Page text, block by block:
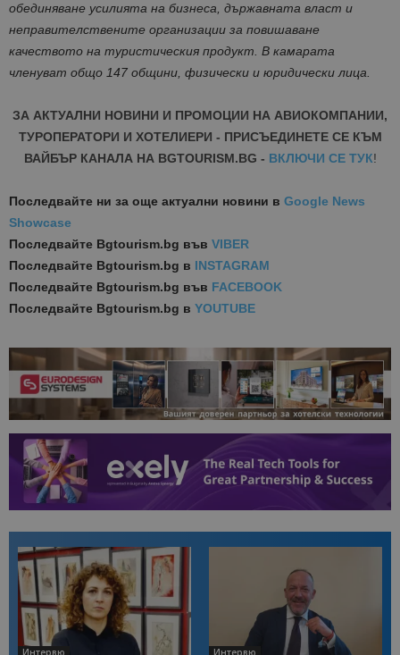
обединяване усилията на бизнеса, държавната власт и
неправителствените организации за повишаване
качеството на туристическия продукт. В камарата
членуват общо 147 общини, физически и юридически лица.
ЗА АКТУАЛНИ НОВИНИ И ПРОМОЦИИ НА АВИОКОМПАНИИ,
ТУРОПЕРАТОРИ И ХОТЕЛИЕРИ - ПРИСЪЕДИНЕТЕ СЕ КЪМ
ВАЙБЪР КАНАЛА НА BGTOURISM.BG - ВКЛЮЧИ СЕ ТУК!
Последвайте ни за още актуални новини в Google News
Showcase
Последвайте Bgtourism.bg във VIBER
Последвайте Bgtourism.bg в INSTAGRAM
Последвайте Bgtourism.bg във FACEBOOK
Последвайте Bgtourism.bg в YOUTUBE
Интервю Интервю